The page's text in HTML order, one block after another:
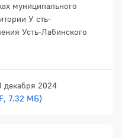
муниципального
У сть-
Усть-Лабинского
декабря 2024
7.32 МБ)